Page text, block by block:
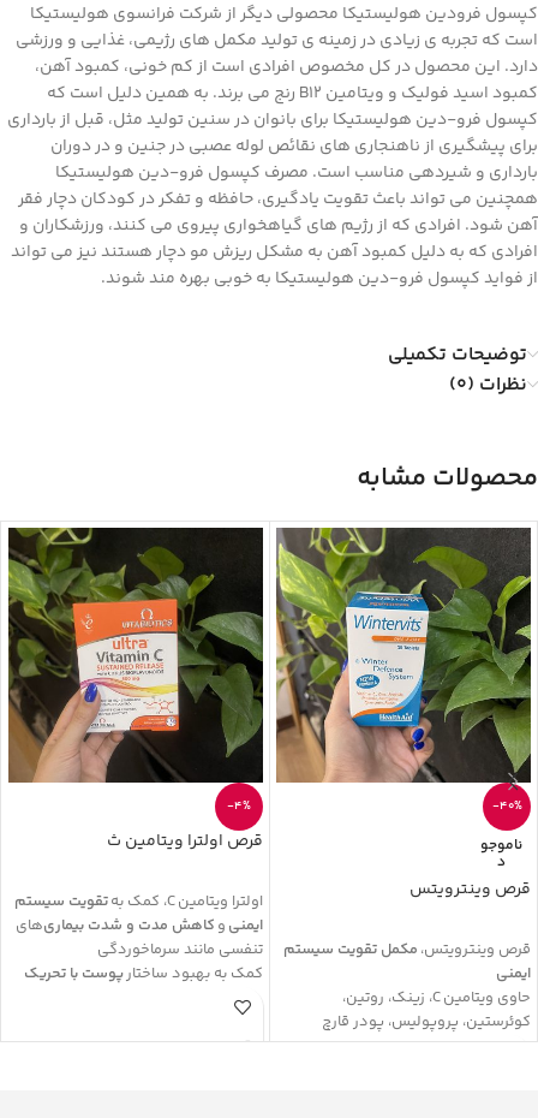
کپسول فرودین هولیستیکا محصولی دیگر از شرکت فرانسوی هولیستیکا
است که تجربه ی زیادی در زمینه ی تولید مکمل های رژیمی، غذایی و ورزشی
دارد. این محصول در کل مخصوص افرادی است از کم خونی، کمبود آهن،
کمبود اسید فولیک و ویتامین B۱۲ رنج می برند. به همین دلیل است که
کپسول فرو-دین هولیستیکا برای بانوان در سنین تولید مثل، قبل از بارداری
برای پیشگیری از ناهنجاری های نقائص لوله عصبی در جنین و در دوران
بارداری و شیردهی مناسب است. مصرف کپسول فرو-دین هولیستیکا
همچنین می تواند باعث تقویت یادگیری، حافظه و تفکر در کودکان دچار فقر
آهن شود. افرادی که از رژیم های گیاهخواری پیروی می کنند، ورزشکاران و
افرادی که به دلیل کمبود آهن به مشکل ریزش مو دچار هستند نیز می تواند
از فواید کپسول فرو-دین هولیستیکا به خوبی بهره مند شوند.
توضیحات تکمیلی
نظرات (0)
محصولات مشابه
-40%
ناموجو
د
قرص وینترویتس
قرص وینترویتس، مکمل تقویت سیستم
ایمنی
حاوی ویتامینC، زینک، روتین،
کوئرستین، پروپولیس، پودر قارچ
مایتاکه و عصاره گیاه گون
-4%
قرص اولترا ویتامین ث
اولترا ویتامینC، کمک بهتقویت سیستم
ایمنی و کاهش مدت و شدت بیماری‌های
تنفسی مانند سرماخوردگی
کمک به بهبود ساختارپوست با تحریک
تولید کلاژن
مرکبات
ویتامین سی اولترا، دارایخاصیت آنتی